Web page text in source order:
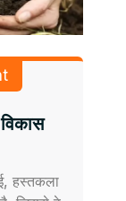
हस्तकला